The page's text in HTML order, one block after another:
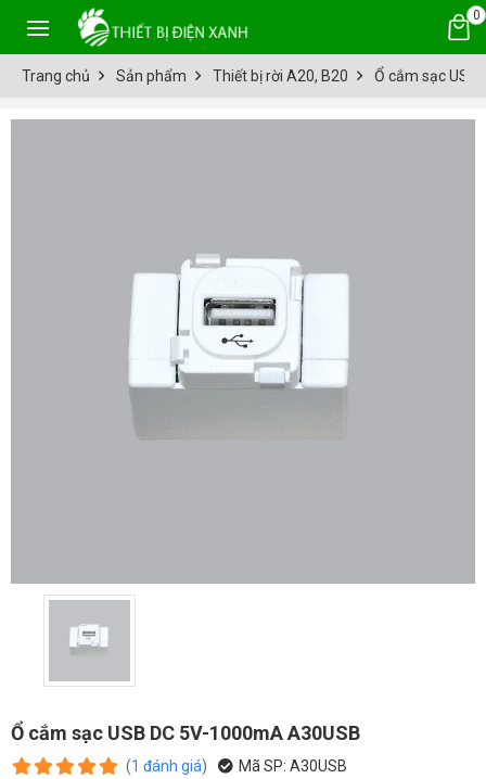
0
Trang chủ Sản phẩm Thiết bị rời A20, B20 Ổ cắm sạc USB
Ổ cắm sạc USB DC 5V-1000mA A30USB
(1 đánh giá) Mã SP: A30USB